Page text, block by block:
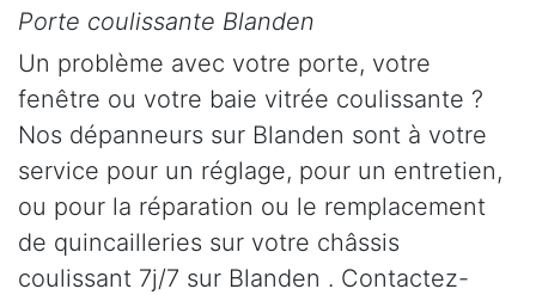
Porte coulissante Blanden
Un problème avec votre porte, votre
fenêtre ou votre baie vitrée coulissante ?
Nos dépanneurs sur Blanden sont à votre
service pour un réglage, pour un entretien,
ou pour la réparation ou le remplacement
de quincailleries sur votre châssis
coulissant 7j/7 sur Blanden . Contactez-